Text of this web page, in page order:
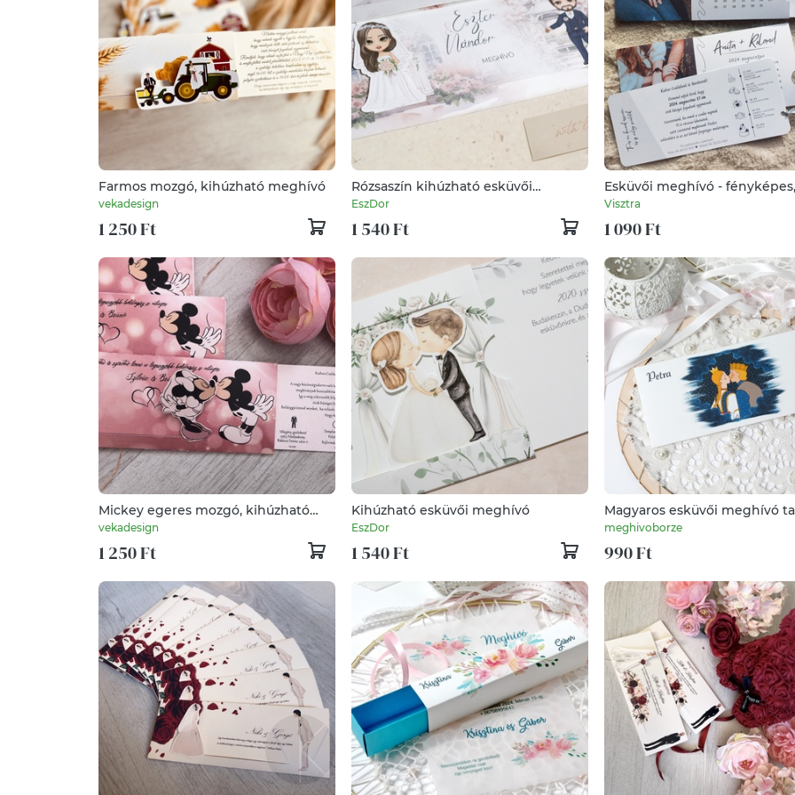
Farmos mozgó, kihúzható meghívó
vekadesign
1 250 Ft
Rózsaszín kihúzható esküvői
meghívó
EszDor
1 540 Ft
Esküvői meghívó - fényképes,
naptáras
Visztra
1 090 Ft
Mickey egeres mozgó, kihúzható
meghívó
vekadesign
1 250 Ft
Kihúzható esküvői meghívó
EszDor
1 540 Ft
Magyaros esküvői meghívó
meghivoborze
990 Ft